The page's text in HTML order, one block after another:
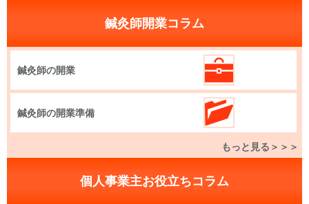
鍼灸師開業コラム
鍼灸師の開業
鍼灸師の開業準備
もっと見る＞＞＞
個人事業主お役立ちコラム